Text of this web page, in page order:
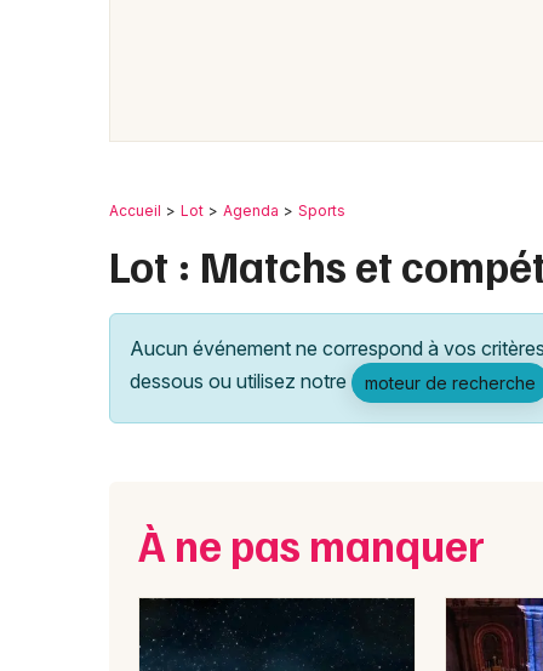
Accueil Lot Agenda Sports
Lot : Matchs et
Aucun événement ne correspond à vos
dessous ou utilisez notre
moteur de recherche
À ne pas manquer